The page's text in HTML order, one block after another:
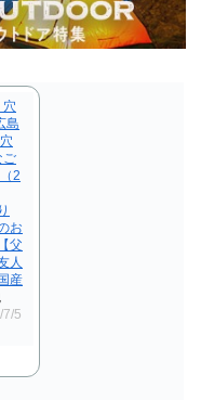
穴
島
ご
2
お
父
人
産
7/5